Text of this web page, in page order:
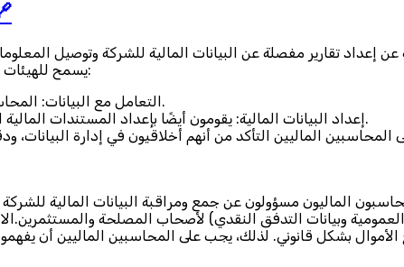
إعداد تقارير مفصلة عن البيانات المالية للشركة وتوصيل
يسمح للهيئات الداخلية والخارجية بمعرفة مدى جودة أدائها. بعض الواجبات النموذجية للمحاسبين الماليين تشمل ما يلي:
التعامل مع البيانات: المحاسبون الماليون مسؤولون عن جمع ومراقبة البيانات المالية للشركة (إيرادات المبيعات، تكلفة البضائع).
إعداد البيانات المالية: يقومون أيضًا بإعداد المستندات المالية المختلفة (بيانات الدخل والميزانية العمومية وبيانات التدفق النقدي) لأصحاب المصلحة والمستثمرين.
المحاسبين الماليين التأكد من أنهم أخلاقيون في إدارة
الماليون مسؤولون عن جمع ومراقبة البيانات المالية
العمومية وبيانات التدفق النقدي) لأصحاب المصلحة
الأموال بشكل قانوني. لذلك، يجب على المحاسبين الماليين أن